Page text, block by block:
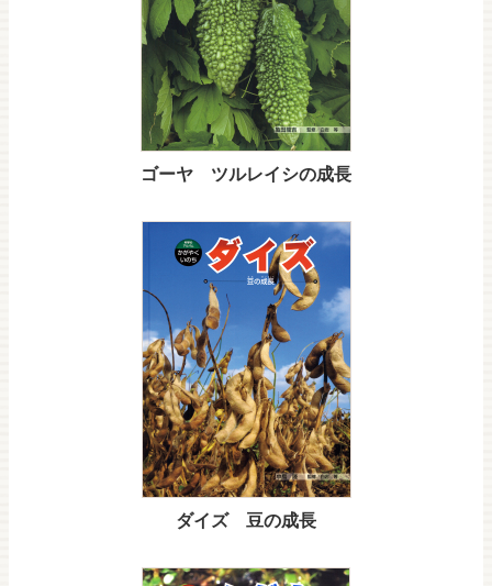
ゴーヤ ツルレイシの成長
ダイズ 豆の成長